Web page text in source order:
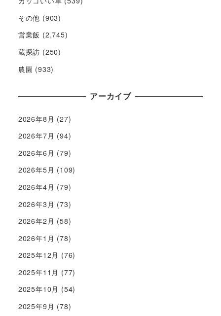
その他 (903)
営業飯 (2,745)
蔵探訪 (250)
農園 (933)
アーカイブ
2026年8月 (27)
2026年7月 (94)
2026年6月 (79)
2026年5月 (109)
2026年4月 (79)
2026年3月 (73)
2026年2月 (58)
2026年1月 (78)
2025年12月 (76)
2025年11月 (77)
2025年10月 (54)
2025年9月 (78)